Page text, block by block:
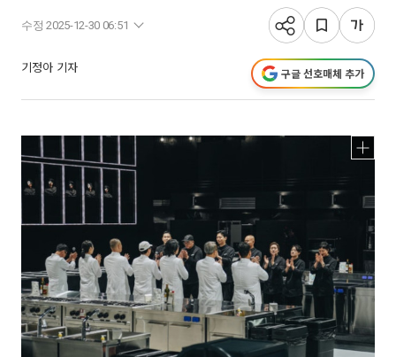
수정 2025-12-30 06:51
기정아 기자 구글 선호매체 추가